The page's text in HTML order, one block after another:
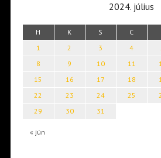
2024. július
H K S C
« jún
1 2 3 4
8
9 10 11
15
16 17 18
22
23 24 25
29
30 31